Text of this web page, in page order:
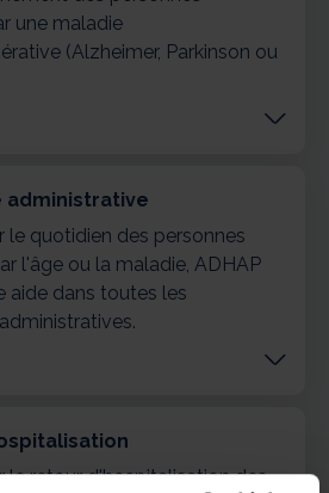
une maladie
(Alzheimer, Parkinson ou
administrative
le quotidien des personnes
l'âge ou la maladie, ADHAP
aide dans toutes les
le retour d'hospitalisation des